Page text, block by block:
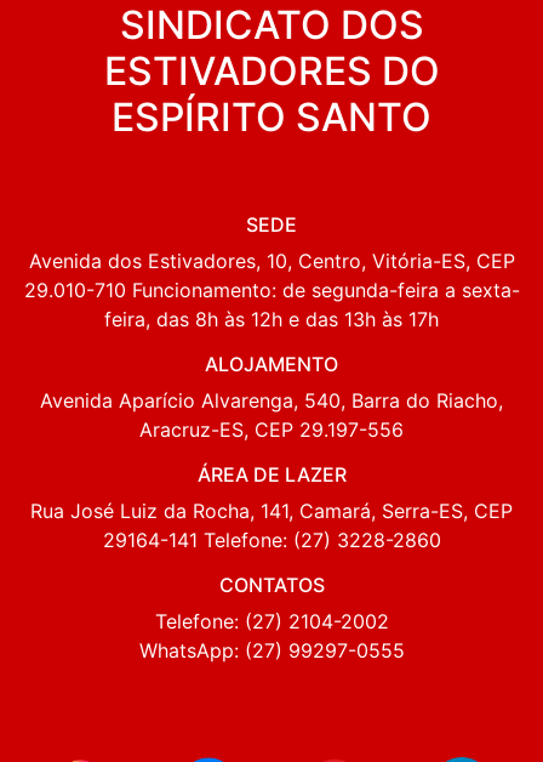
SINDICATO DOS
ESTIVADORES DO
ESPÍRITO SANTO
SEDE
Avenida dos Estivadores, 10, Centro, Vitória-ES, CEP
29.010-710 Funcionamento: de segunda-feira a sexta-
feira, das 8h às 12h e das 13h às 17h
ALOJAMENTO
Avenida Aparício Alvarenga, 540, Barra do Riacho,
Aracruz-ES, CEP 29.197-556
ÁREA DE LAZER
Rua José Luiz da Rocha, 141, Camará, Serra-ES, CEP
29164-141 Telefone: (27) 3228-2860
CONTATOS
Telefone: (27) 2104-2002
WhatsApp: (27) 99297-0555